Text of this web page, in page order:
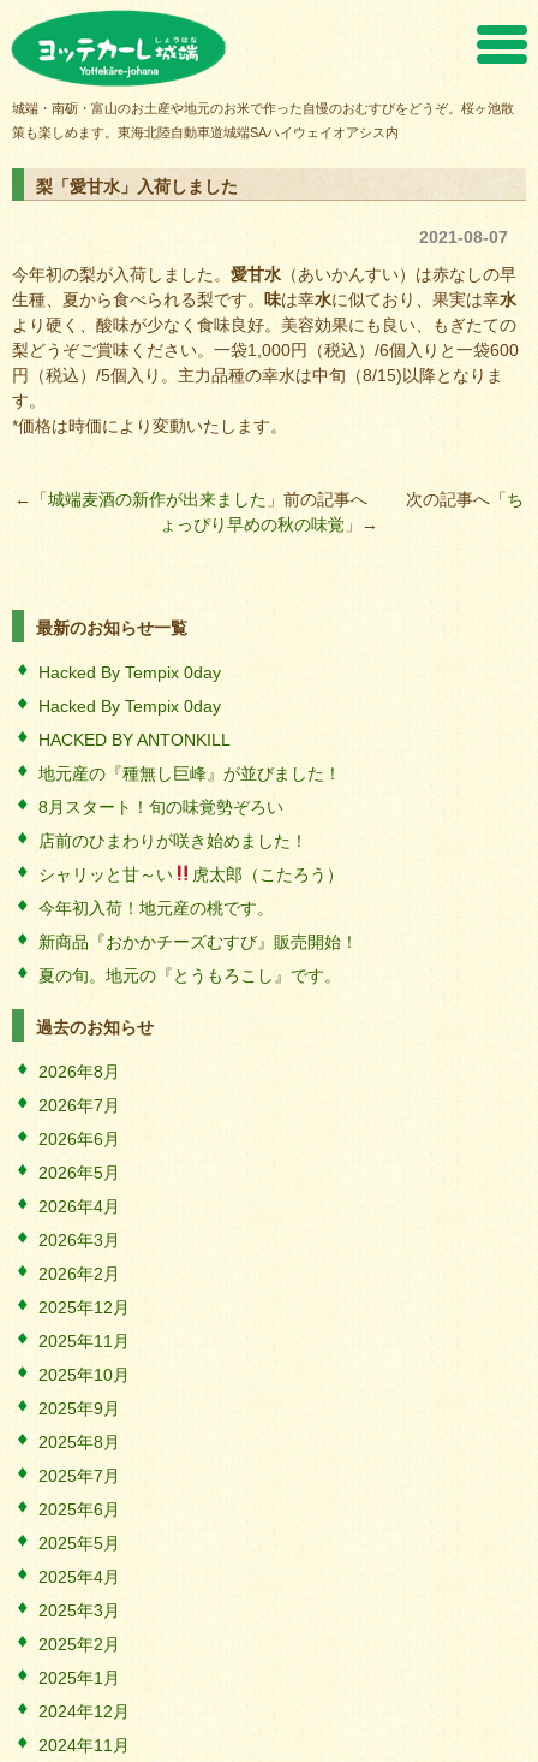
城端・南砺・富山のお土産や地元のお米で作った自慢のおむすびをどうぞ。桜ヶ池散
策も楽しめます。東海北陸自動車道城端SAハイウェイオアシス内
梨「愛甘水」入荷しました
2021-08-07
今年初の梨が入荷しました。愛甘水 （あいかんすい）は赤なしの早
生種、夏から食べられる梨です。
味は幸水に似ており、果実は幸水
より硬く、酸味が少なく食味良好。美容効果にも良い、もぎたての
梨どうぞご賞味ください。一袋1,000円（税込）/6個入りと一袋600
円（税込）/5個入り。主力品種の幸水は中旬（8/15)以降となりま
す。
*価格は時価により変動いたします。
←「城端麦酒の新作が出来ました 」前の記事へ 次の記事へ「ち
ょっぴり早めの秋の味覚 」→
最新のお知らせ一覧
Hacked By Tempix 0day
Hacked By Tempix 0day
HACKED BY ANTONKILL
地元産の『種無し巨峰』が並びました！
8月スタート！旬の味覚勢ぞろい
店前のひまわりが咲き始めました！
シャリッと甘～い
虎太郎（こたろう）
今年初入荷！地元産の桃です。
新商品『おかかチーズむすび』販売開始！
夏の旬。地元の『とうもろこし』です。
過去のお知らせ
2026年8月
2026年7月
2026年6月
2026年5月
2026年4月
2026年3月
2026年2月
2025年12月
2025年11月
2025年10月
2025年9月
2025年8月
2025年7月
2025年6月
2025年5月
2025年4月
2025年3月
2025年2月
2025年1月
2024年12月
2024年11月